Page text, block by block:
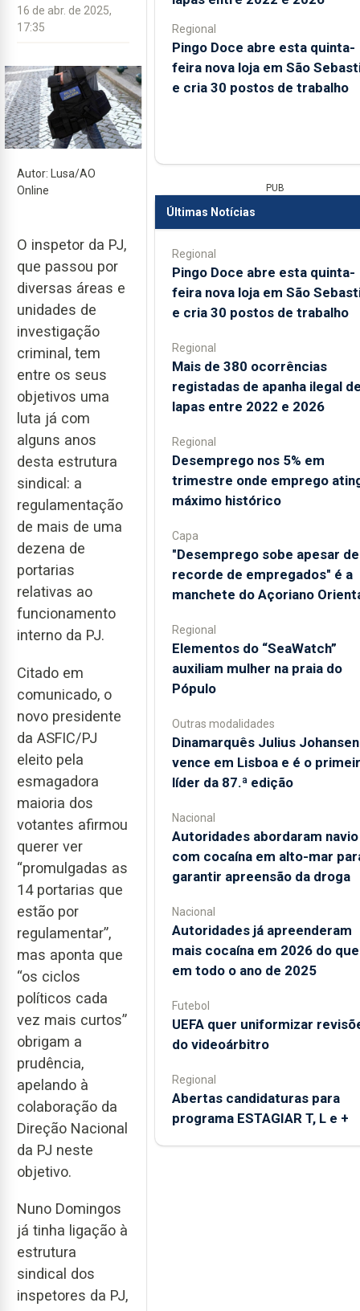
16 de abr. de 2025,
17:35
Autor: Lusa/AO
Online
O inspetor da PJ,
que passou por
diversas áreas e
unidades de
investigação
criminal, tem
entre os seus
objetivos uma
luta já com
alguns anos
desta estrutura
sindical: a
regulamentação
de mais de uma
dezena de
portarias
relativas ao
funcionamento
interno da PJ.
Citado em
comunicado, o
novo presidente
da ASFIC/PJ
eleito pela
esmagadora
maioria dos
votantes afirmou
querer ver
“promulgadas as
14 portarias que
estão por
regulamentar”,
mas aponta que
“os ciclos
políticos cada
vez mais curtos”
obrigam a
prudência,
apelando à
colaboração da
Direção Nacional
da PJ neste
objetivo.
Nuno Domingos
já tinha ligação à
estrutura
sindical dos
inspetores da PJ,
Regional
Pingo Doce abre esta quinta-
feira nova loja em São
e cria 30 postos de trabalho
PUB
Últimas Notícias
Regional
Pingo Doce abre esta quinta-
feira nova loja em São
e cria 30 postos de trabalho
Regional
Mais de 380 ocorrências
registadas de apanha ilegal
lapas entre 2022 e 2026
Regional
Desemprego nos 5% em
trimestre onde emprego
máximo histórico
Capa
"Desemprego sobe apesar de
recorde de empregados" é a
manchete do Açoriano
Regional
​Elementos do “SeaWatch”
auxiliam mulher na praia do
Pópulo
Outras modalidades
Dinamarquês Julius Johansen
vence em Lisboa e é o
líder da 87.ª edição
Nacional
Autoridades abordaram navio
com cocaína em alto-mar
garantir apreensão da droga
Nacional
Autoridades já apreenderam
mais cocaína em 2026 do que
em todo o ano de 2025
Futebol
UEFA quer uniformizar
do videoárbitro
Regional
Abertas candidaturas para
programa ESTAGIAR T, L e +